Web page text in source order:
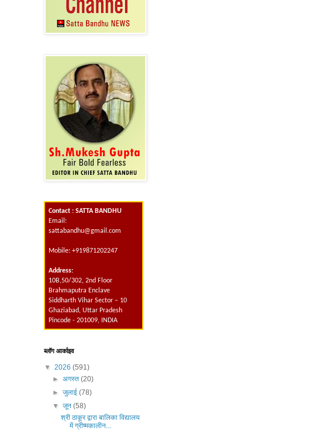
Contact : SATTA BANDHU
Email:
sattabandhu@gmail.com
Mobile: +919871202247
Address:
10B,50/302, 2nd Floor
Brahmaputra Enclave
Siddharth Vihar Sector – 10
Ghaziabad, Uttar Pradesh
Pincode - 201009, INDIA
ब्लॉग आर्काइव
▼ 2026 (591)
► अगस्त (20)
► जुलाई (78)
▼ जून (58)
श्री ठाकूर द्वारा बालिका विद्यालय
में ग्रीष्मकालीन...